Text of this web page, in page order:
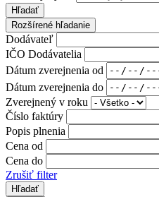
Hľadať
Rozšírené hľadanie
Dodávateľ
IČO Dodávatelia
Dátum zverejnenia od
Dátum zverejnenia do
Zverejnený v roku
Číslo faktúry
Popis plnenia
Cena od
Cena do
Zrušiť filter